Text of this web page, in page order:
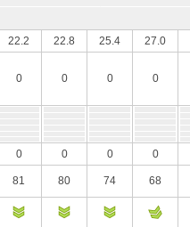
22.2 22.8 25.4 27.0
0 0 0 0
0 0 0 0
81 80 74 68